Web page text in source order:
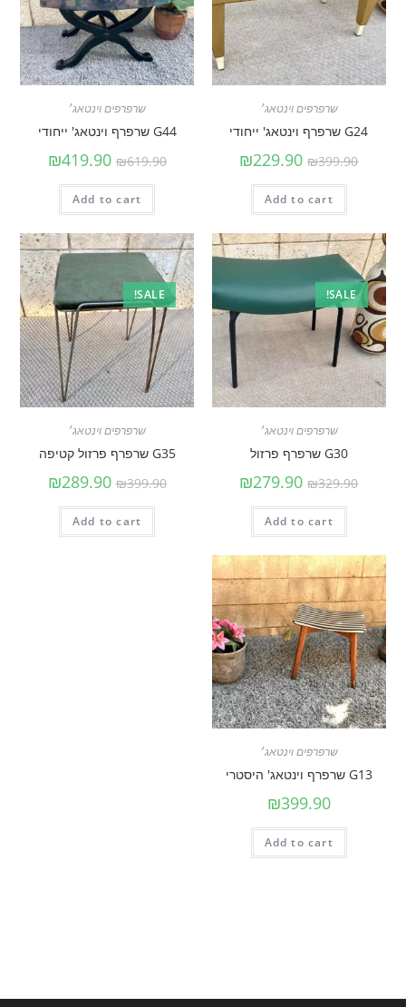
שרפרפים וינטאג׳
G24 שרפרף וינטאג' ייחודי
₪399.90
₪229.90
Add to cart
שרפרפים וינטאג׳
G44 שרפרף וינטאג' ייחודי
₪619.90
₪419.90
Add to cart
SALE!
שרפרפים וינטאג׳
G30 שרפרף פרזול
₪329.90
₪279.90
Add to cart
SALE!
שרפרפים וינטאג׳
G35 שרפרף פרזול קטיפה
₪399.90
₪289.90
Add to cart
שרפרפים וינטאג׳
G13 שרפרף וינטאג' היסטרי
₪399.90
Add to cart